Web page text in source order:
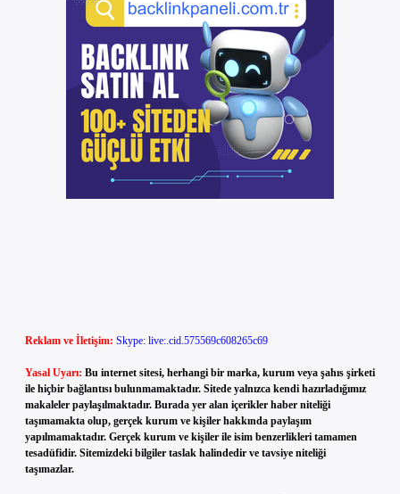
Reklam ve İletişim: Skype: live:.cid.575569c608265c69
Yasal Uyarı: Bu internet sitesi, herhangi bir marka, kurum veya şahıs şirketi
ile hiçbir bağlantısı bulunmamaktadır. Sitede yalnızca kendi hazırladığımız
makaleler paylaşılmaktadır. Burada yer alan içerikler haber niteliği
taşımamakta olup, gerçek kurum ve kişiler hakkında paylaşım
yapılmamaktadır. Gerçek kurum ve kişiler ile isim benzerlikleri tamamen
tesadüfidir. Sitemizdeki bilgiler taslak halindedir ve tavsiye niteliği
taşımazlar.